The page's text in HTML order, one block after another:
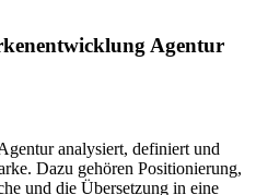
Agentur
analysiert, definiert und
Dazu gehören Positionierung,
und die Übersetzung in eine